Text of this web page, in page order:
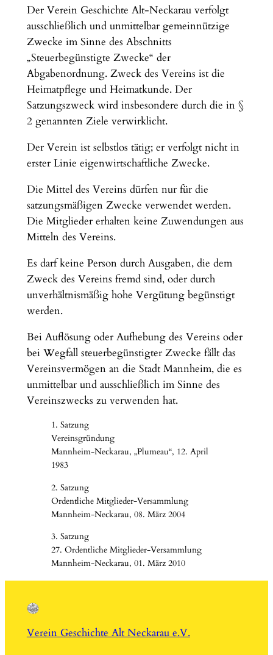
Der Verein Geschichte Alt-Neckarau verfolgt
ausschließlich und unmittelbar gemeinnützige
Zwecke im Sinne des Abschnitts
„Steuerbegünstigte Zwecke“ der
Abgabenordnung. Zweck des Vereins ist die
Heimatpflege und Heimatkunde. Der
Satzungszweck wird insbesondere durch die in §
2 genannten Ziele verwirklicht.
Der Verein ist selbstlos tätig; er verfolgt nicht in
erster Linie eigenwirtschaftliche Zwecke.
Die Mittel des Vereins dürfen nur für die
satzungsmäßigen Zwecke verwendet werden.
Die Mitglieder erhalten keine Zuwendungen aus
Mitteln des Vereins.
Es darf keine Person durch Ausgaben, die dem
Zweck des Vereins fremd sind, oder durch
unverhältnismäßig hohe Vergütung begünstigt
werden.
Bei Auflösung oder Aufhebung des Vereins oder
bei Wegfall steuerbegünstigter Zwecke fällt das
Vereinsvermögen an die Stadt Mannheim, die es
unmittelbar und ausschließlich im Sinne des
Vereinszwecks zu verwenden hat.
1. Satzung
Vereinsgründung
Mannheim-Neckarau, „Plumeau“, 12. April
1983
2. Satzung
Ordentliche Mitglieder-Versammlung
Mannheim-Neckarau, 08. März 2004
3. Satzung
27. Ordentliche Mitglieder-Versammlung
Mannheim-Neckarau, 01. März 2010
Verein Geschichte Alt Neckarau e.V.